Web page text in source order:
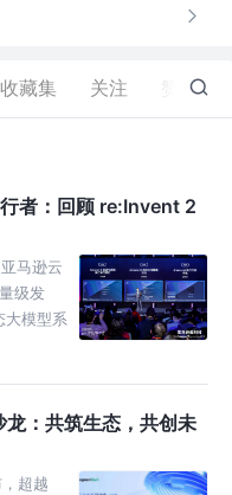
收藏集 关注 605
者：回顾 re:Invent 2
马逊云
级发
模型系
：共筑生态，共创未
超越